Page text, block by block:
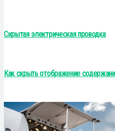
Скрытая электрическая проводка
Как скрыть отображение